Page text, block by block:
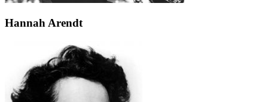
Hannah Arendt